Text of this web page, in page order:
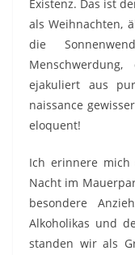
Existenz. Das ist
als Weihnachten,
die
ejakuliert aus
naissance
eloquent!
Ich erinnere mich
Nacht im
besondere
Alkoholikas und
standen wir als